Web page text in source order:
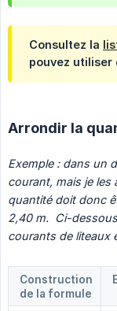
Consultez la
pouvez utiliser
Arrondir la
Exemple : dans un
courant, mais je les
quantité doit donc
2,40 m.  Ci-
courants de liteaux
Construction
de la formule